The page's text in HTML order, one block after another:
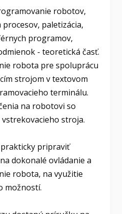
robotov,
paletizácia,
programov,
- teoretická časť.
robota pre spoluprácu
strojom v textovom
terminálu.
na robotovi so
stroja.
pripraviť
dokonalé ovládanie a
robota, na využitie
možností.